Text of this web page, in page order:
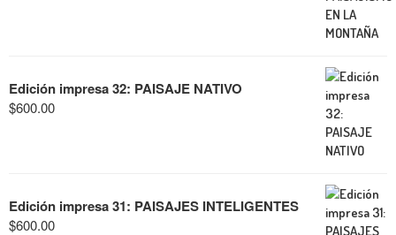
Edición impresa 32: PAISAJE NATIVO
$600.00
Edición impresa 31: PAISAJES INTELIGENTES
$600.00